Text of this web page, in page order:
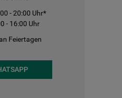
- 20:00 Uhr*
- 16:00 Uhr
Feiertagen